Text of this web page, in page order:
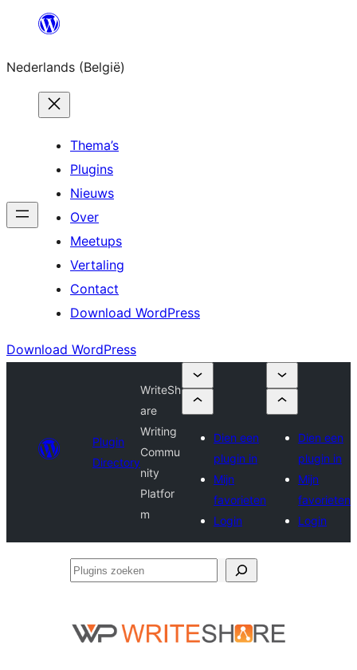
Spring
de
inhoud
Nederlands (België)
Thema’s
Plugins
Nieuws
Over
Meetups
Vertaling
Contact
Download WordPress
Download WordPress
Plugin
Directory
WriteSh
are
Writing
Commu
nity
Platfor
m
Dien een
plugin in
Mijn
favorieten
Login
Dien een
plugin in
Mijn
favorieten
Login
Plugins